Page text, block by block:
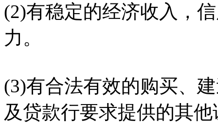
(2)有稳定的经济收入，
力。
(3)有合法有效的购买、
及贷款行要求提供的其